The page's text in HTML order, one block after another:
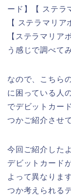
ード】【 ステラ
【 ステラマリ
【ステラマリ
う感じで調べて
なので、こちら
に困っている人
でデビットカー
つかご紹介させ
今回ご紹介した
デビットカード
よって異なりま
つか考えられる